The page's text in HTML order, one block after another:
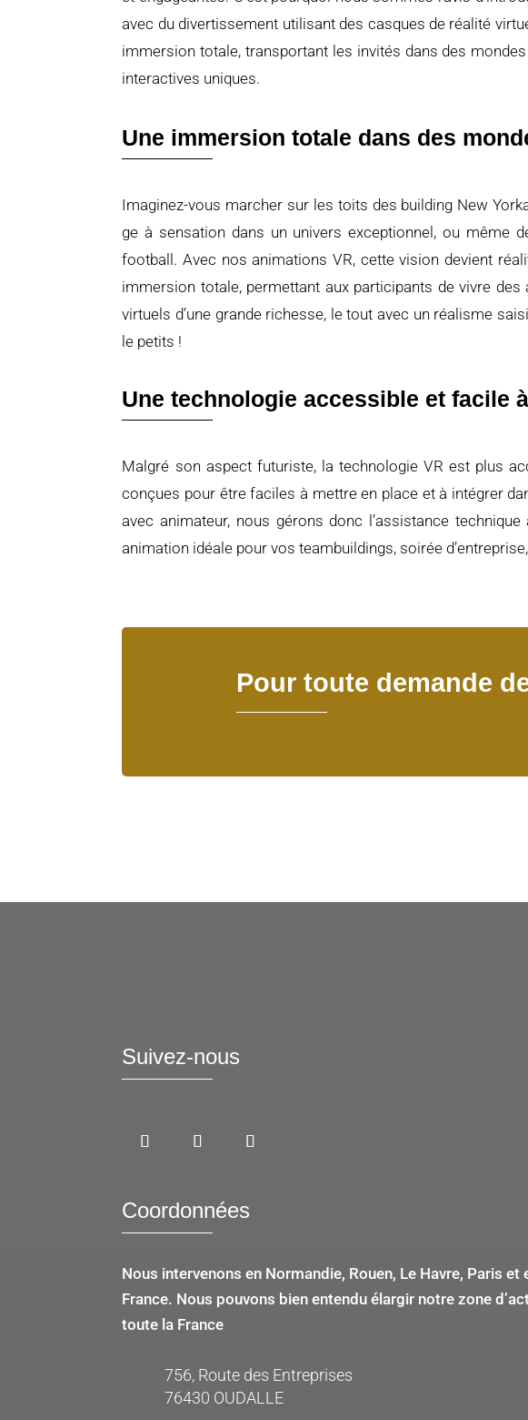
avec du divertissement utilisant des casques de réalité
immersiontotale,transportant les invités dans des
interactives uniques.
Une immersiontotale dans des
Imaginez-vous marcher sur les toits des building New
ge à sensation dans un universexceptionnel, ou même
football.Avec nosanimationsVR, cettevision devient ré
immersion totale, permettant aux participants devivre des
virtuels d’une grande richesse, letoutavec un réalisme
le petits !
Une technologie accessible et facile
Malgré son aspect futuriste, la technologie VRest plus
conçues pour êtrefaciles à mettreen place et à intégrer
avecanimateur, nous gérons donc l’assistance technique
animation idéale pourvosteambuildings, soirée d’
Pour toute demande
Suivez-nous
Coordonnées
Nous intervenons en Normandie, Rouen, Le Havre, Paris et
France. Nous pouvons bien entendu élargir notre zone
toute la France
756, Route des Entreprises
76430 OUDALLE